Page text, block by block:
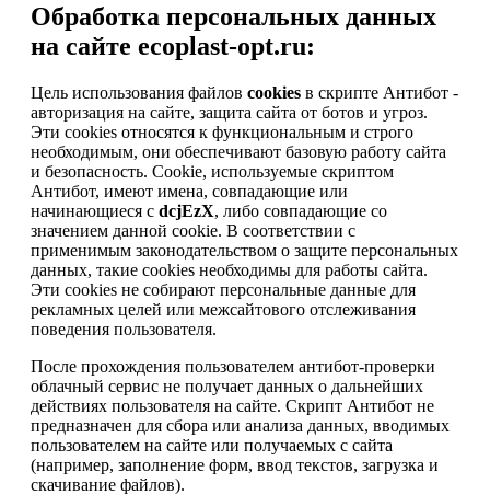
Обработка персональных данных
на сайте ecoplast-opt.ru:
Цель использования файлов cookies в скрипте Антибот -
авторизация на сайте, защита сайта от ботов и угроз.
Эти cookies относятся к функциональным и строго
необходимым, они обеспечивают базовую работу сайта
и безопасность. Cookie, используемые скриптом
Антибот, имеют имена, совпадающие или
начинающиеся с dcjEzX, либо совпадающие со
значением данной cookie. В соответствии с
применимым законодательством о защите персональных
данных, такие cookies необходимы для работы сайта.
Эти cookies не собирают персональные данные для
рекламных целей или межсайтового отслеживания
поведения пользователя.
После прохождения пользователем антибот-проверки
облачный сервис не получает данных о дальнейших
действиях пользователя на сайте. Скрипт Антибот не
предназначен для сбора или анализа данных, вводимых
пользователем на сайте или получаемых с сайта
(например, заполнение форм, ввод текстов, загрузка и
скачивание файлов).